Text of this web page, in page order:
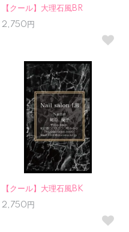
【クール】大理石風BR
2,750円
【クール】大理石風BK
2,750円